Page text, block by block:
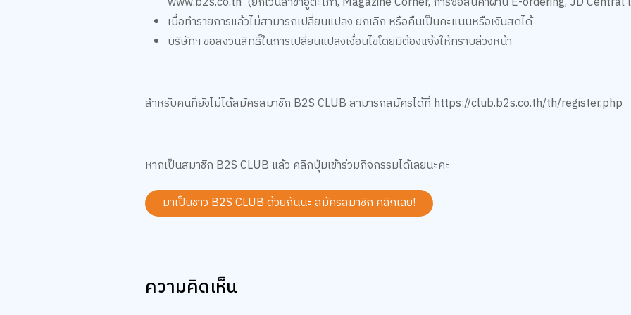
เมื่อทำรายการแล้วไม่สามารถเปลี่ยนแปลง ยกเลิก หรือคืนเป็นคะแนนหรือเงินสดได้
บริษัทฯ ขอสงวนสิทธิ์ในการเปลี่ยนแปลงเงื่อนไขโดยมิต้องแจ้งให้ทราบล่วงหน้า
สำหรับคนที่ยังไม่ได้สมัครสมาชิก B2S CLUB สามารถสมัครได้ที่https://club.b2s.co.th/th/register.php
หากเป็นสมาชิก B2S CLUB แล้ว คลิกปุ่มเข้าร่วมกิจกรรมได้เลยนะคะ
มาเป็นชาว B2S CLUB ด้วยกันนะ สมัครสมาชิก คลิกเลย!
ความคิดเห็น